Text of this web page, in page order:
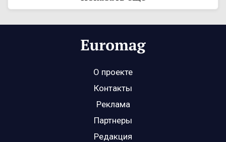
О проекте
Контакты
Реклама
Партнеры
Редакция